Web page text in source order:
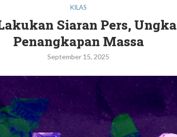
KILAS
Siaran Pers,
Penangkapan Massa
September 15, 2025